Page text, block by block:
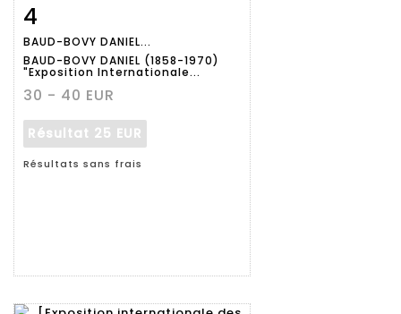
détaillée
4
BAUD-BOVY DANIEL...
BAUD-BOVY DANIEL (1858-1970)
"Exposition Internationale...
30 - 40 EUR
Résultat 25 EUR
Résultats sans frais